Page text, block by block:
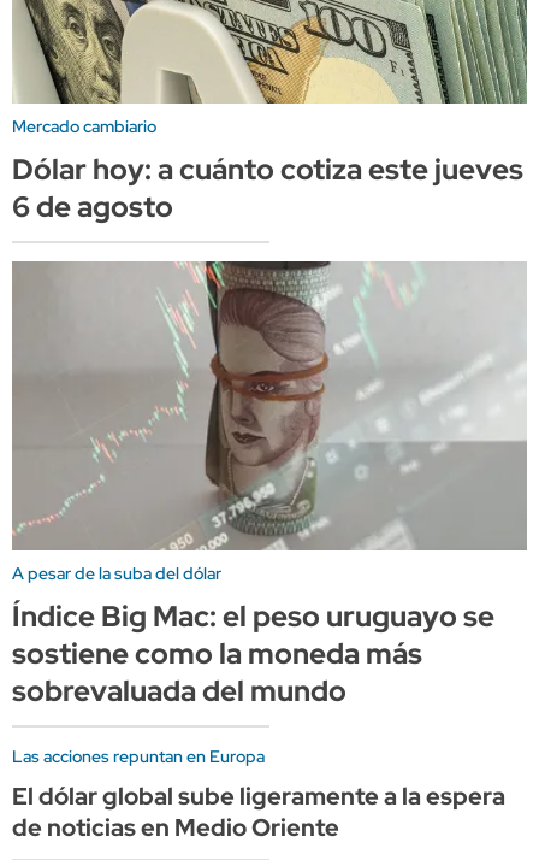
Mercado cambiario
Dólar hoy: a cuánto cotiza este jueves
6 de agosto
A pesar de la suba del dólar
Índice Big Mac: el peso uruguayo se
sostiene como la moneda más
sobrevaluada del mundo
Las acciones repuntan en Europa
El dólar global sube ligeramente a la espera
de noticias en Medio Oriente